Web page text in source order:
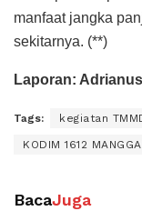
manfaat jangka
sekitarnya. (**)
Laporan:
Tags: kegiatan
KODIM 1612
BacaJuga